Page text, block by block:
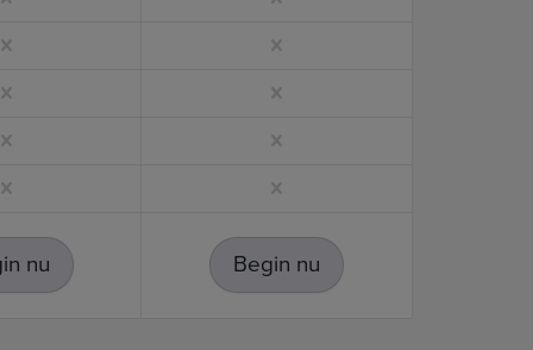
nu Begin nu